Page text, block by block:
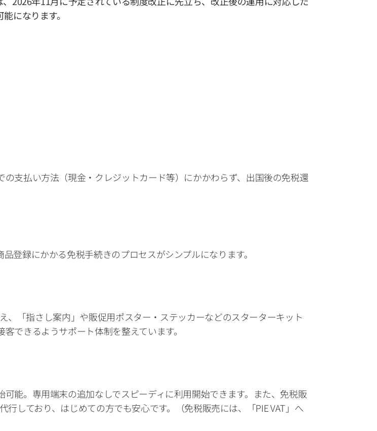
になります。
支払い方法（現金・クレジットカード等）にかかわらず、出国後の免税還
登録にかかる免税手続きのプロセスがシンプルになります。
、「指さし案内」や販促用ポスター・ステッカーなどのスターターキット
できるようサポート体制を整えています。
能。専用端末の追加なしでスピーディに利用開始できます。また、免税販
しており、はじめての方でも安心です。（免税販売には、「PIE VAT」へ